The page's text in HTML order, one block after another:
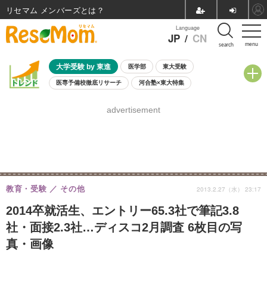
menu
Language
JP / CN search
大学受験 by 東進 医学部 東大受験
医専予備校徹底リサーチ 河合塾×東大特集
8月開催学校説明会・相談会
advertisement
2014卒就活生、エントリー65.3社で筆記3.8
社・面接2.3社…ディスコ2月調査 6枚目の写
真・画像
教育・受験 その他 2013.2.27（水） 23:17
リセマム メンバーズ